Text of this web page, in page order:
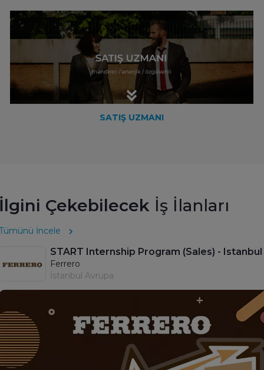
SATIŞ UZMANI
Çekebilecek İş İlanları
İncele
START Internship Program (Sales) - Istanbul
Ferrero
İstanbul Avrupa